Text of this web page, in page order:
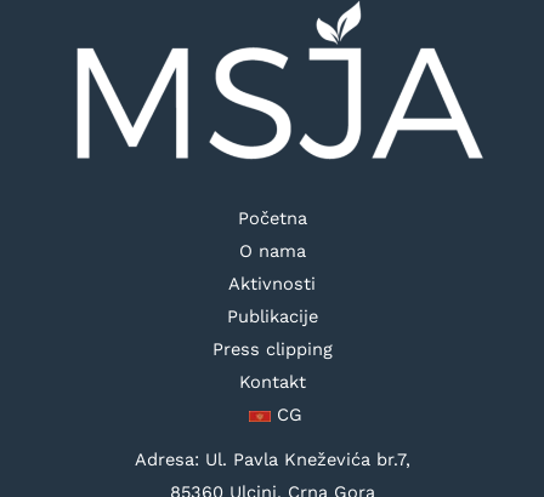
Početna
O nama
Aktivnosti
Publikacije
Press clipping
Kontakt
CG
Adresa: Ul. Pavla Kneževića br.7,
85360 Ulcinj, Crna Gora